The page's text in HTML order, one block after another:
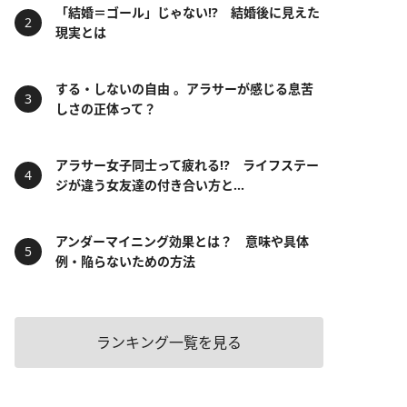
「結婚＝ゴール」じゃない⁉ 結婚後に見えた
現実とは
する・しないの自由 。アラサーが感じる息苦
しさの正体って？
アラサー女子同士って疲れる⁉ ライフステー
ジが違う女友達の付き合い方と...
アンダーマイニング効果とは？ 意味や具体
例・陥らないための方法
ランキング一覧を見る